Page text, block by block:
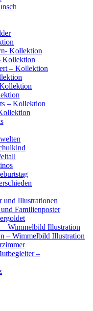
Kollektion
Kollektion
– Kollektion
– Kollektion
und Illustrationen
Familienposter
– Wimmelbild Illustration
– Wimmelbild Illustration
–